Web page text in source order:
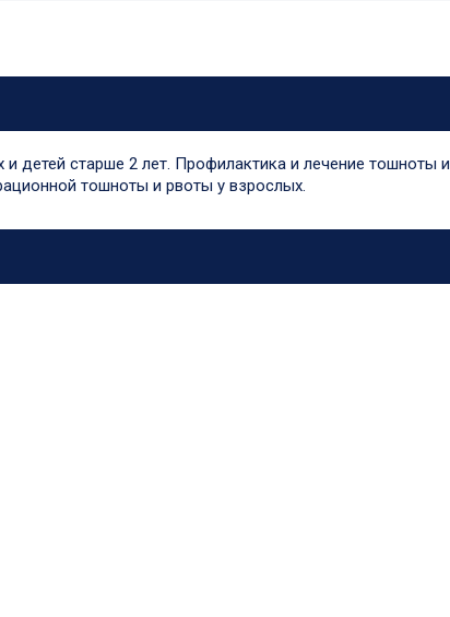
детей старше 2 лет. Профилактика и лечение тошноты и
тошноты и рвоты у взрослых.